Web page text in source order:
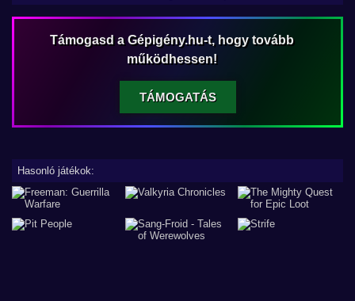
Támogasd a Gépigény.hu-t, hogy tovább
működhessen!
TÁMOGATÁS
Hasonló játékok: